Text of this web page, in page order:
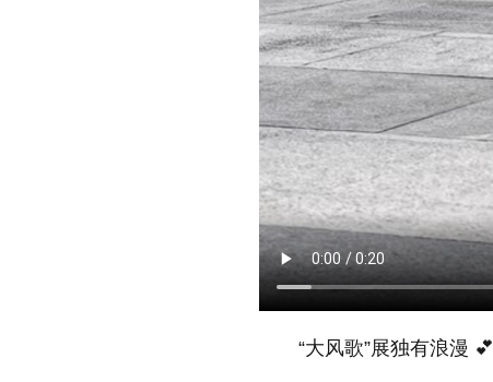
“大风歌”展独有浪漫 💕